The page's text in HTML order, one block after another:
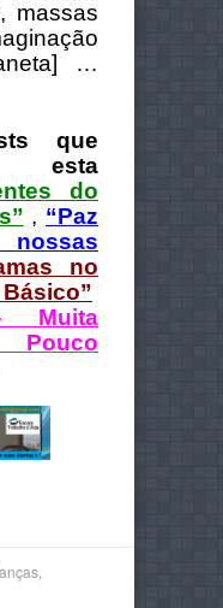
massas
…
que
esta
do
, “Paz
no
Muita